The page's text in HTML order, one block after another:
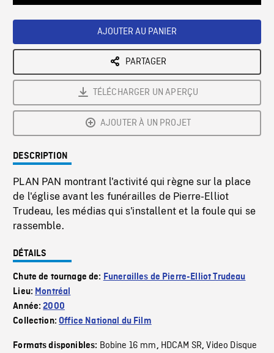
AJOUTER AU PANIER
PARTAGER
TÉLÉCHARGER UN APERÇU
AJOUTER À UN PROJET
DESCRIPTION
PLAN PAN montrant l'activité qui règne sur la place
de l'église avant les funérailles de Pierre-Elliot
Trudeau, les médias qui s'installent et la foule qui se
rassemble.
DÉTAILS
Chute de tournage de: Funerailles de Pierre-Elliot Trudeau
Lieu: Montréal
Année:2000
Collection:Office National du Film
Formats disponibles: Bobine 16 mm, HDCAM SR,Video Disque